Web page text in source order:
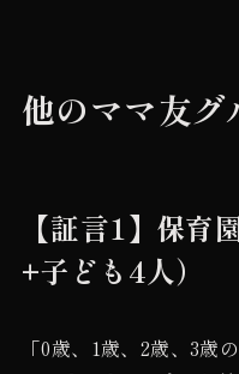
他のママ友
【証言1】保育
+子ども4人）
「0歳、1歳、2歳、3歳